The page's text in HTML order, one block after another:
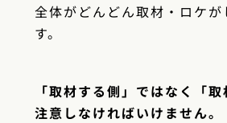
全体がどんどん取材・ロケ
す。
「取材する側」ではなく「
注意しなければいけません。